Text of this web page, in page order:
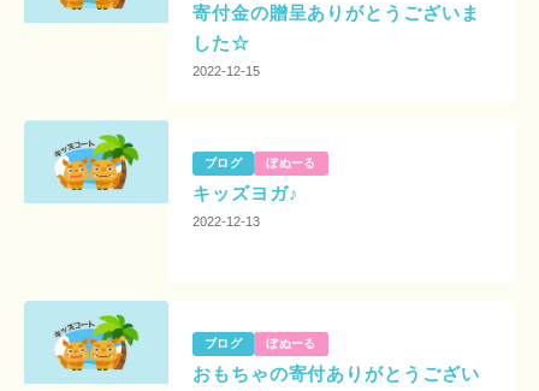
寄付金の贈呈ありがとうございま
した☆
2022-12-15
ブログ ぼぬーる
キッズヨガ♪
2022-12-13
ブログ ぼぬーる
おもちゃの寄付ありがとうござい